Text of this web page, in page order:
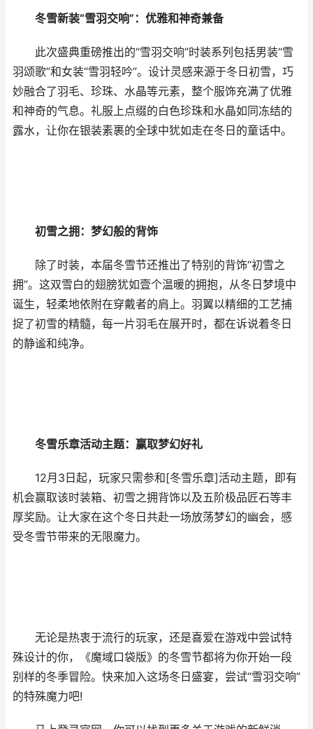
冬雪新装“雪羽交响”：优雅和神奇兼备
此次盛典重磅推出的“雪羽交响”时装系列包括男装“雪
羽颂歌”和女装“雪羽轻吟”。设计灵感来源于冬日初雪，巧
妙融合了羽毛、珍珠、水晶等元素，整个服饰充满了优雅
和神奇的气息。礼服上点缀的白色珍珠和水晶如同冻结的
露水，让你在银装素裹的全球中犹如走在冬日的童话中。
初雪之拥：梦幻般的背饰
除了时装，本届冬雪节还推出了特别的背饰“初雪之
拥”。这双雪白的翅膀犹如壹个温暖的拥抱，从冬日梦境中
诞生，轻柔地依附在穿戴者的肩上。羽翼以精细的工艺捕
捉了初雪的精髓，每一片羽毛在展开时，都在诉说着冬日
的静谧和纯净。
冬雪乐章活动主题：赢取梦幻好礼
12月3日起，玩家只需参和[冬雪乐章]活动主题，即有
机会赢取该时装箱、初雪之拥背饰以及五阶极品匠石等丰
厚奖励。让大家在这个冬日共赴一场放荡梦幻的幽会，感
受冬雪节带来的无限魔力。
无论是热衷于流行的玩家，还是喜爱在游戏中尝试特
殊设计的你，《魔域口袋版》的冬雪节都将为你开始一段
别样的冬季冒险。快来加入这场冬日盛宴，尝试“雪羽交响”
的特殊魔力吧!